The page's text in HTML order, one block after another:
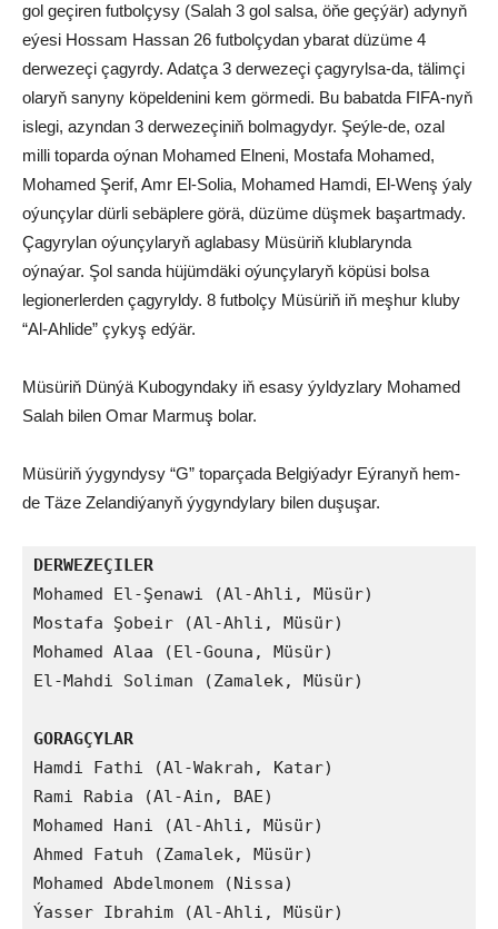
gol geçiren futbolçysy (Salah 3 gol salsa, öňe geçýär) adynyň
eýesi Hossam Hassan 26 futbolçydan ybarat düzüme 4
derwezeçi çagyrdy. Adatça 3 derwezeçi çagyrylsa-da, tälimçi
olaryň sanyny köpeldenini kem görmedi. Bu babatda FIFA-nyň
islegi, azyndan 3 derwezeçiniň bolmagydyr. Şeýle-de, ozal
milli toparda oýnan Mohamed Elneni, Mostafa Mohamed,
Mohamed Şerif, Amr El-Solia, Mohamed Hamdi, El-Wenş ýaly
oýunçylar dürli sebäplere görä, düzüme düşmek başartmady.
Çagyrylan oýunçylaryň aglabasy Müsüriň klublarynda
oýnaýar. Şol sanda hüjümdäki oýunçylaryň köpüsi bolsa
legionerlerden çagyryldy. 8 futbolçy Müsüriň iň meşhur kluby
“Al-Ahlide” çykyş edýär.
Müsüriň Dünýä Kubogyndaky iň esasy ýyldyzlary Mohamed
Salah bilen Omar Marmuş bolar.
Müsüriň ýygyndysy “G” toparçada Belgiýadyr Eýranyň hem-
de Täze Zelandiýanyň ýygyndylary bilen duşuşar.
DERWEZEÇILER
Mohamed El-Şenawi (Al-Ahli, Müsür)
Mostafa Şobeir (Al-Ahli, Müsür)
Mohamed Alaa (El-Gouna, Müsür)
El-Mahdi Soliman (Zamalek, Müsür)
GORAGÇYLAR
Hamdi Fathi (Al-Wakrah, Katar)
Rami Rabia (Al-Ain, BAE)
Mohamed Hani (Al-Ahli, Müsür)
Ahmed Fatuh (Zamalek, Müsür)
Mohamed Abdelmonem (Nissa)
Ýasser Ibrahim (Al-Ahli, Müsür)